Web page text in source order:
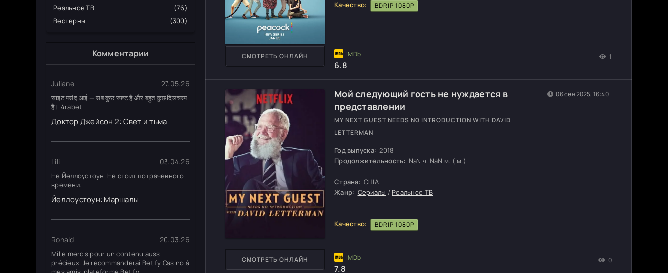
Реальное ТВ
(76)
Вестерны
(300)
Комментарии
Juliane 27.05.26
साइट पसंद आई — सब कुछ स्पष्ट है और बहुत कुछ दिलचस्प
है। 4rabet
Доктор Джейсон 2: Свет и тьма
Lili 03.04.26
Не Йеллоустоун. Не стоит потраченного
времени.
Йеллоустоун: Маршалы
Ronald 20.03.26
Mille mercis pour un contenu aussi
précieux. Je recommanderai Betify Casino à
Качество: BDRIP 1080P
СМОТРЕТЬ ОНЛАЙН
6.8
1
Мой следующий гость не нуждается в
представлении
MY NEXT GUEST NEEDS NO INTRODUCTION WITH DAVID
LETTERMAN
Год выпуска: 2018
Продолжительность: NaN ч. NaN м. ( м.)
Страна: США
Жанр: Сериалы / Реальное ТВ
Качество: BDRIP 1080P
СМОТРЕТЬ ОНЛАЙН
7.8
0
06 сен 2025, 16:40